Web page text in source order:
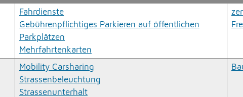
Fahrdienste
Gebührenpflichtiges Parkieren auf öffentlichen
Parkplätzen
Mehrfahrtenkarten
Mobility Carsharing
Strassenbeleuchtung
Strassenunterhalt